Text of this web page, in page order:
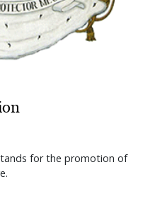
for the promotion of